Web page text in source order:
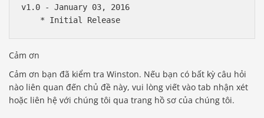
v1.0 - January 03, 2016
Cảm ơn
Cảm ơn bạn đã kiểm tra Winston. Nếu bạn có bất kỳ câu hỏi
nào liên quan đến chủ đề này, vui lòng viết vào tab nhận xét
hoặc liên hệ với chúng tôi qua trang hồ sơ của chúng tôi.